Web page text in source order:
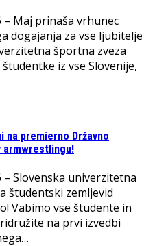
– Maj prinaša vrhunec
dogajanja za vse ljubitelje
športna zveza
iz vse Slovenije,
na premierno Državno
armwrestlingu!
– Slovenska univerzitetna
študentski zemljevid
Vabimo vse študente in
na prvi izvedbi